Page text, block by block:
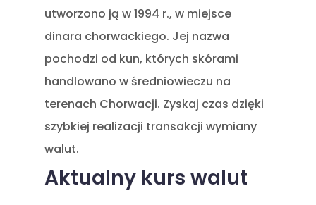
utworzono ją w 1994 r., w miejsce
dinara chorwackiego. Jej nazwa
pochodzi od kun, których skórami
handlowano w średniowieczu na
terenach Chorwacji. Zyskaj czas dzięki
szybkiej realizacji transakcji wymiany
walut.
Aktualny kurs walut